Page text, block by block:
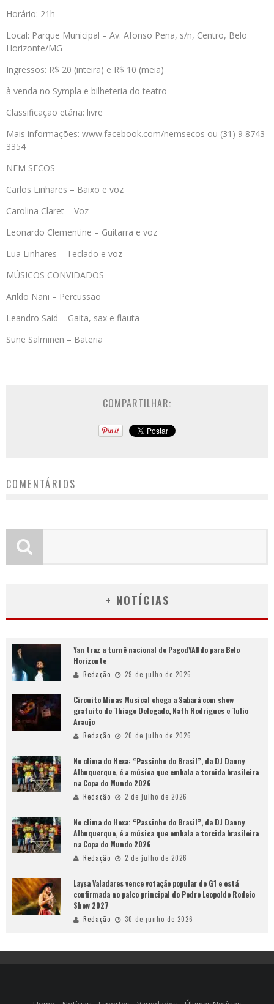
Horário: 21h
Local: Parque Municipal – Av. Afonso Pena, s/n, Centro, Belo
Horizonte/MG
Ingressos: R$ 20 (inteira) e R$ 10 (meia)
à venda no Sympla e bilheteria do teatro
Classificação etária: livre
Mais informações: www.facebook.com/nemsecos ou (31) 9 8743
3354
NEM SECOS
Carlos Linhares – Baixo e voz
Carolina Claret – Voz
Leonardo Clementine – Guitarra e voz
Luã Linhares – Teclado e voz
MÚSICOS CONVIDADOS
Arildo Nani – Percussão
Leandro Said – Gaita, sax e flauta
Sune Salminen – Bateria
COMPARTILHAR:
COMENTÁRIOS
+ NOTÍCIAS
Yan traz a turnê nacional do PagodYANdo para Belo
Horizonte
Redação 29 de julho de 2026
Circuito Minas Musical chega a Sabará com show
gratuito de Thiago Delegado, Nath Rodrigues e Tulio
Araujo
Redação 20 de julho de 2026
No clima do Hexa: “Passinho do Brasil”, da DJ Danny
Albuquerque, é a música que embala a torcida brasileira
na Copa do Mundo 2026
Redação 2 de julho de 2026
No clima do Hexa: “Passinho do Brasil”, da DJ Danny
Albuquerque, é a música que embala a torcida brasileira
na Copa do Mundo 2026
Redação 2 de julho de 2026
Laysa Valadares vence votação popular do G1 e está
confirmada no palco principal do Pedro Leopoldo Rodeio
Show 2027
Redação 30 de junho de 2026